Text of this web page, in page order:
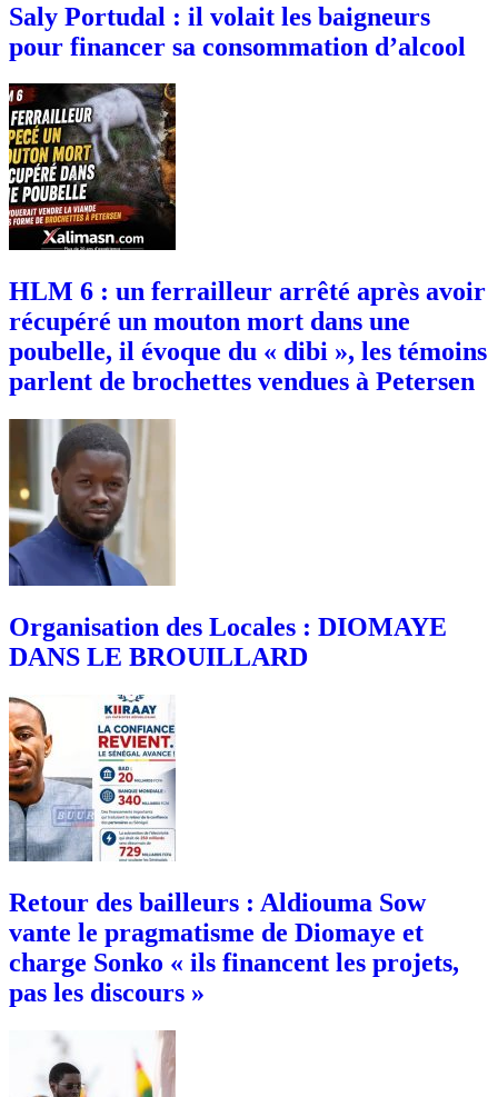
Saly Portudal : il volait les baigneurs
pour financer sa consommation d’alcool
HLM 6 : un ferrailleur arrêté après avoir
récupéré un mouton mort dans une
poubelle, il évoque du « dibi », les témoins
parlent de brochettes vendues à Petersen
Organisation des Locales : DIOMAYE
DANS LE BROUILLARD
Retour des bailleurs : Aldiouma Sow
vante le pragmatisme de Diomaye et
charge Sonko « ils financent les projets,
pas les discours »